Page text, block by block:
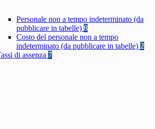
Personale non a tempo indeterminato (da
pubblicare in tabelle) 8
Costo del personale non a tempo
indeterminato (da pubblicare in tabelle) 2
di assenza 7